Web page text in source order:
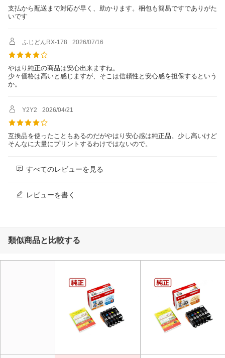
支払から配送まで対応が早く、助かります。梱包も簡易ですでありがた
いです
ふじどんRX-178 2026/07/16
やはり純正の商品は安心出来ますね。
少々価格は高いと感じますが、そこは信頼性と安心感を担保するという
Y2Y2 2026/04/21
互換品を使ったこともあるのだがやはり安心感は純正品。少し高いけど
そんなに大量にプリントするわけではないので。
すべてのレビューを見る
レビューを書く
類似商品と比較する